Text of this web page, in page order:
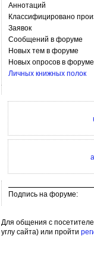
Аннотаций
Классифицировано
Заявок
Сообщений в форуме
Новых тем в форуме
Новых опросов в форуме
Личных книжных полок
Подпись на
Для общения с
углу сайта) или пройти